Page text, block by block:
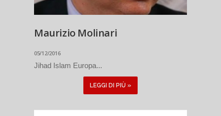
Maurizio Molinari
05/12/2016
Jihad Islam Europa...
LEGGI DI PIÙ »